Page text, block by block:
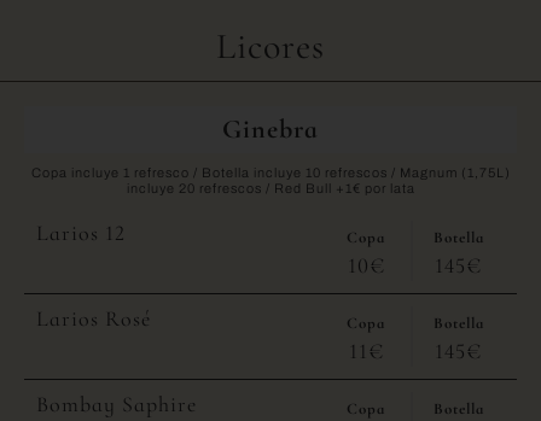
Licores
Ginebra
Copa incluye 1 refresco / Botella incluye 10 refrescos / Magnum (1,75L)
incluye 20 refrescos / Red Bull +1€ por lata
Larios 12 Copa
10€
Botella
145€
Larios Rosé
Copa
11€
Botella
145€
Bombay Saphire
Copa Botella